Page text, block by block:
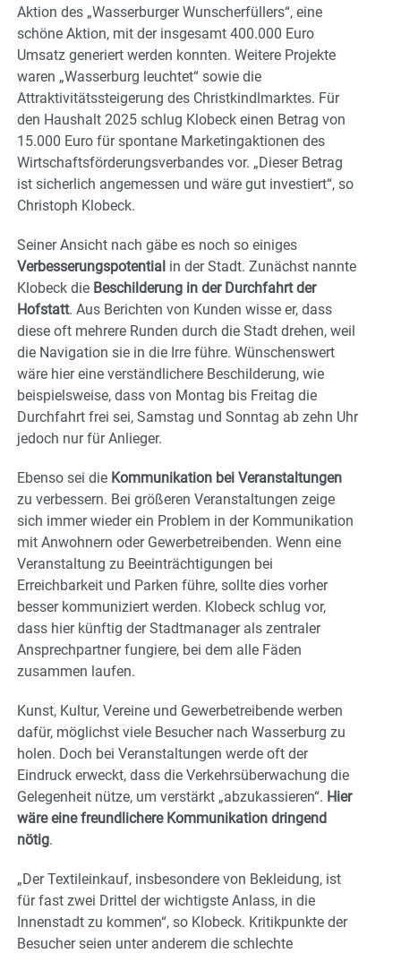
Aktion des „Wasserburger Wunscherfüllers“, eine
schöne Aktion, mit der insgesamt 400.000 Euro
Umsatz generiert werden konnten. Weitere Projekte
waren „Wasserburg leuchtet“ sowie die
Attraktivitätssteigerung des Christkindlmarktes. Für
den Haushalt 2025 schlug Klobeck einen Betrag von
15.000 Euro für spontane Marketingaktionen des
Wirtschaftsförderungsverbandes vor. „Dieser Betrag
ist sicherlich angemessen und wäre gut investiert“, so
Christoph Klobeck.
Seiner Ansicht nach gäbe es noch so einiges
Verbesserungspotential in der Stadt. Zunächst nannte
Klobeck die Beschilderung in der Durchfahrt der
Hofstatt. Aus Berichten von Kunden wisse er, dass
diese oft mehrere Runden durch die Stadt drehen, weil
die Navigation sie in die Irre führe. Wünschenswert
wäre hier eine verständlichere Beschilderung, wie
beispielsweise, dass von Montag bis Freitag die
Durchfahrt frei sei, Samstag und Sonntag ab zehn Uhr
jedoch nur für Anlieger.
Ebenso sei die Kommunikation bei Veranstaltungen
zu verbessern. Bei größeren Veranstaltungen zeige
sich immer wieder ein Problem in der Kommunikation
mit Anwohnern oder Gewerbetreibenden. Wenn eine
Veranstaltung zu Beeinträchtigungen bei
Erreichbarkeit und Parken führe, sollte dies vorher
besser kommuniziert werden. Klobeck schlug vor,
dass hier künftig der Stadtmanager als zentraler
Ansprechpartner fungiere, bei dem alle Fäden
zusammen laufen.
Kunst, Kultur, Vereine und Gewerbetreibende werben
dafür, möglichst viele Besucher nach Wasserburg zu
holen. Doch bei Veranstaltungen werde oft der
Eindruck erweckt, dass die Verkehrsüberwachung die
Gelegenheit nütze, um verstärkt „abzukassieren“. Hier
wäre eine freundlichere Kommunikation dringend
nötig.
„Der Textileinkauf, insbesondere von Bekleidung, ist
für fast zwei Drittel der wichtigste Anlass, in die
Innenstadt zu kommen“, so Klobeck. Kritikpunkte der
Besucher seien unter anderem die schlechte